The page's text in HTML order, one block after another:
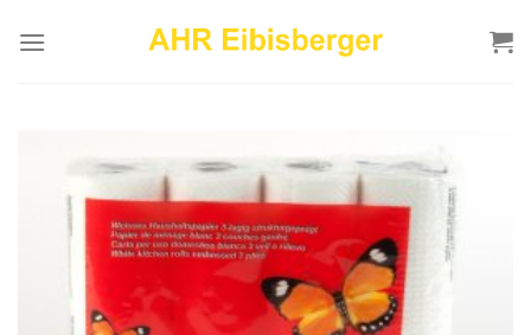
Inhalt